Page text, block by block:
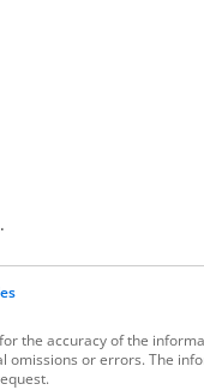
the accuracy of the
omissions or errors. The